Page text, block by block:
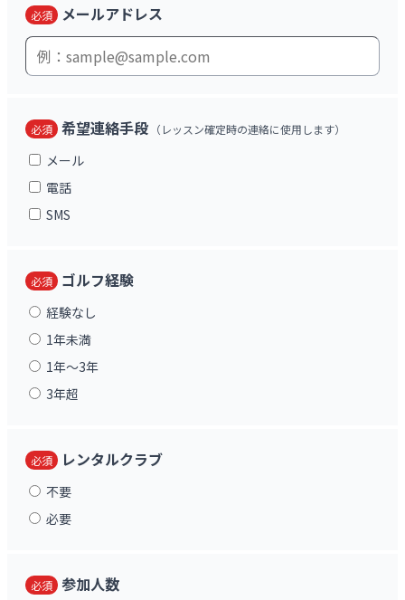
必須 メールアドレス
必須 希望連絡手段 （レッスン確定時の連絡に使用します）
メール
電話
SMS
必須 ゴルフ経験
経験なし
1年未満
1年〜3年
3年超
必須 レンタルクラブ
不要
必要
必須 参加人数